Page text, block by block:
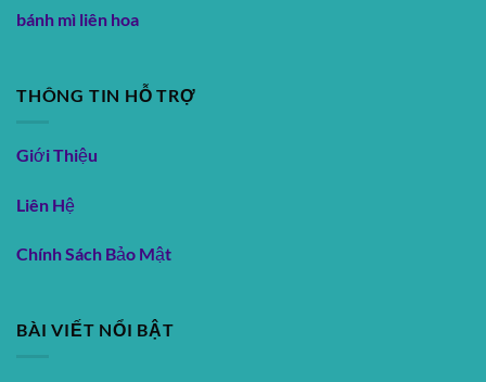
bánh mì liên hoa
THÔNG TIN HỖ TRỢ
Giới Thiệu
Liên Hệ
Chính Sách Bảo Mật
BÀI VIẾT NỔI BẬT